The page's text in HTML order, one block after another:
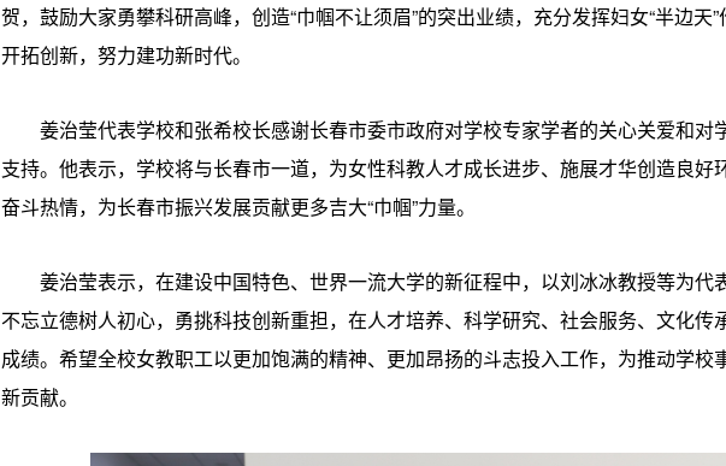
贺，鼓励大家勇攀科研高峰，创造“巾帼不让须眉”的突出业绩，充分发挥妇女“半边天”
开拓创新，努力建功新时代。
姜治莹代表学校和张希校长感谢长春市委市政府对学校专家学者的关心关爱和对
支持。他表示，学校将与长春市一道，为女性科教人才成长进步、施展才华创造良好
奋斗热情，为长春市振兴发展贡献更多吉大“巾帼”力量。
姜治莹表示，在建设中国特色、世界一流大学的新征程中，以刘冰冰教授等为代
不忘立德树人初心，勇挑科技创新重担，在人才培养、科学研究、社会服务、文化传
成绩。希望全校女教职工以更加饱满的精神、更加昂扬的斗志投入工作，为推动学校
新贡献。